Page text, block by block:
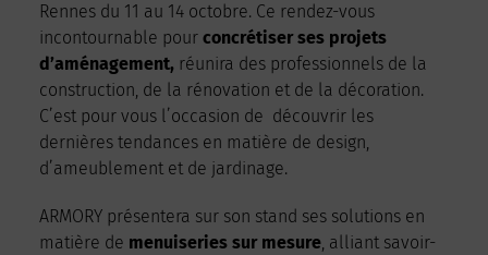
Rennes du 11 au 14 octobre. Ce rendez-vous
incontournable pour concrétiser ses projets
d’aménagement, réunira des professionnels de la
construction, de la rénovation et de la décoration.
C’est pour vous l’occasion de découvrir les
dernières tendances en matière de design,
d’ameublement et de jardinage.
ARMORY présentera sur son stand ses solutions en
matière de menuiseries sur mesure, alliant savoir-